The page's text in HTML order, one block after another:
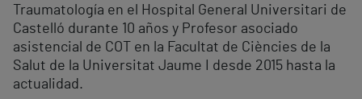
Traumatología en el Hospital General Universitari de
Castelló durante 10 años y Profesor asociado
asistencial de COT en la Facultat de Ciències de la
Salut de la Universitat Jaume I desde 2015 hasta la
actualidad.